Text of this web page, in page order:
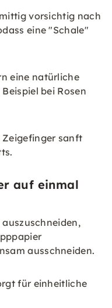
vorsichtig nach
eine "Schale"
eine natürliche
bei Rosen
sanft
auf einmal
ausschneiden.
für einheitliche